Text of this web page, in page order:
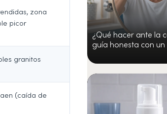
zona
picor
granitos
(caída de
¿Qué hacer ante la
guía honesta con